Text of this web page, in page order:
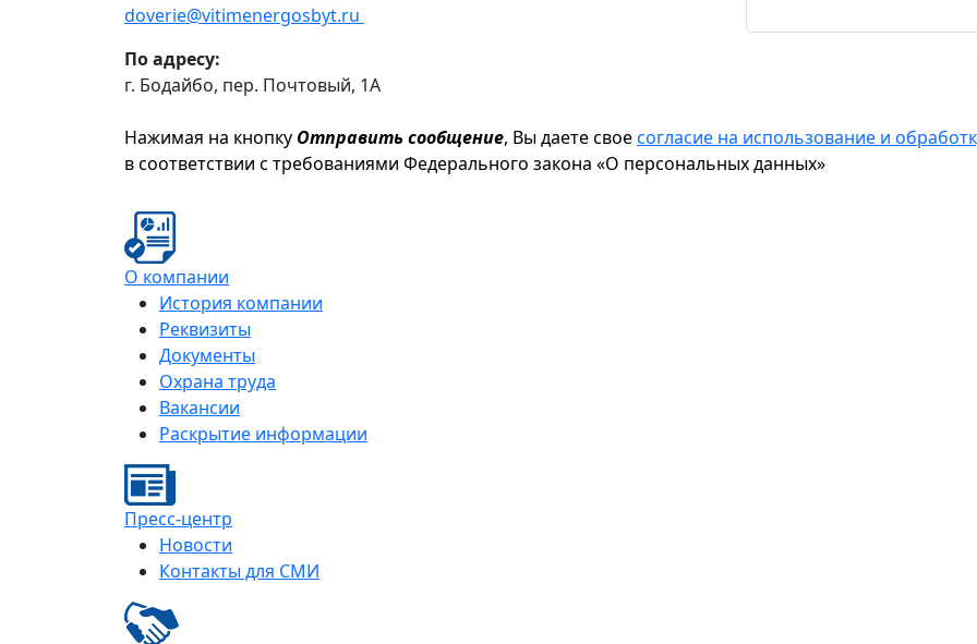
doverie@vitimenergosbyt.ru
По адресу:
г. Бодайбо, пер. Почтовый, 1А
Нажимая на кнопку Отправить сообщение, Вы даете своесогласие на использование и
в соответствии с требованиями Федерального закона «О персональных данных»
О компании
История компании
Реквизиты
Документы
Охрана труда
Вакансии
Раскрытие информации
Пресс-центр
Новости
Контакты для СМИ